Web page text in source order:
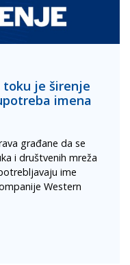
toku je širenje
imena
građane da se
i društvenih mreža
ime
Western